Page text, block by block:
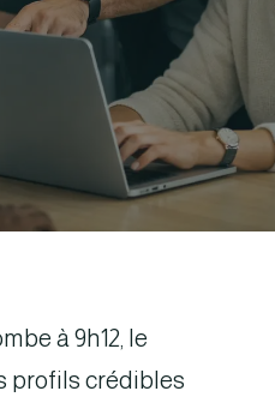
à 9h12, le
profils crédibles